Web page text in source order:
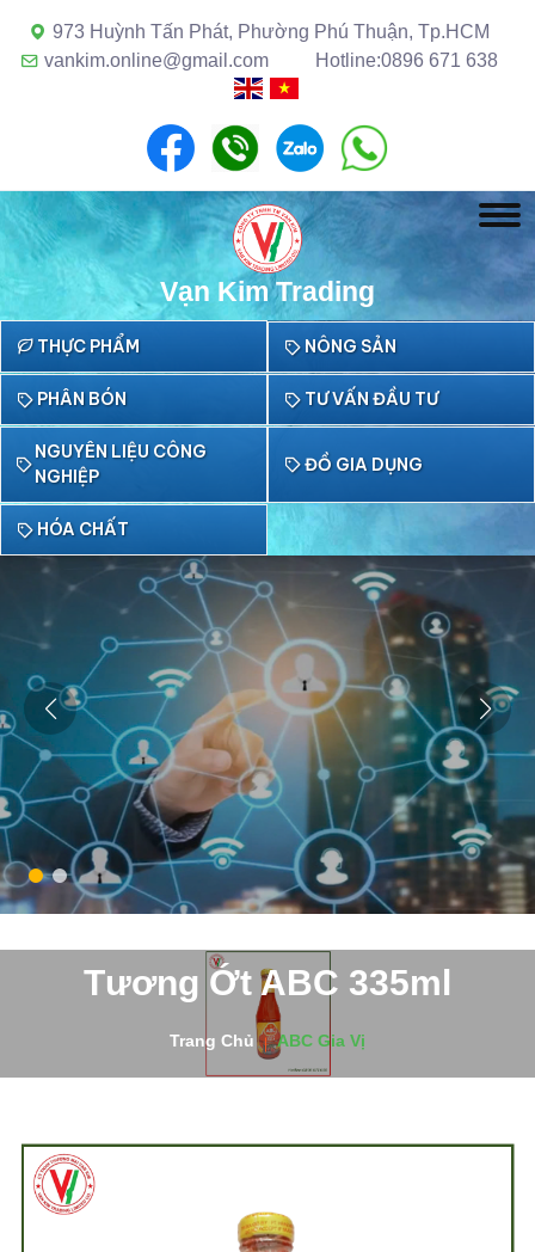
973 Huỳnh Tấn Phát, Phường Phú Thuận, Tp.HCM
vankim.online@gmail.com
Hotline:0896 671 638
Vạn Kim Trading
THỰC PHẨM NÔNG SẢN
PHÂN BÓN TƯ VẤN ĐẦU TƯ
NGUYÊN LIỆU CÔNG
NGHIỆP
ĐỒ GIA DỤNG
HÓA CHẤT
Tương Ớt ABC 335ml
Trang Chủ ABC Gia Vị